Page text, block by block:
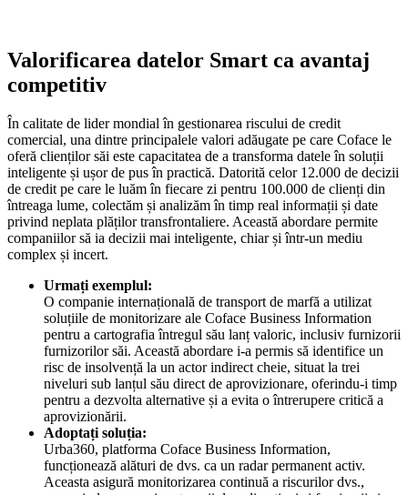
Valorificarea datelor Smart ca avantaj
competitiv
În calitate de lider mondial în gestionarea riscului de credit
comercial, una dintre principalele valori adăugate pe care Coface le
oferă clienților săi este capacitatea de a transforma datele în soluții
inteligente și ușor de pus în practică. Datorită celor 12.000 de decizii
de credit pe care le luăm în fiecare zi pentru 100.000 de clienți din
întreaga lume, colectăm și analizăm în timp real informații și date
privind neplata plăților transfrontaliere. Această abordare permite
companiilor să ia decizii mai inteligente, chiar și într-un mediu
complex și incert.
Urmați exemplul:
O companie internațională de transport de marfă a utilizat
soluțiile de monitorizare ale Coface Business Information
pentru a cartografia întregul său lanț valoric, inclusiv furnizorii
furnizorilor săi. Această abordare i-a permis să identifice un
risc de insolvență la un actor indirect cheie, situat la trei
niveluri sub lanțul său direct de aprovizionare, oferindu-i timp
pentru a dezvolta alternative și a evita o întrerupere critică a
aprovizionării.
Adoptați soluția:
Urba360, platforma Coface Business Information,
funcționează alături de dvs. ca un radar permanent activ.
Aceasta asigură monitorizarea continuă a riscurilor dvs.,